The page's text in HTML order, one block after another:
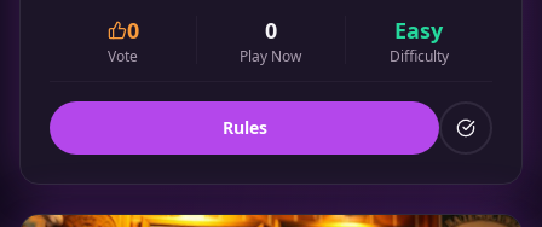
0
Vote
0
Play Now
Easy
Difficulty
Rules